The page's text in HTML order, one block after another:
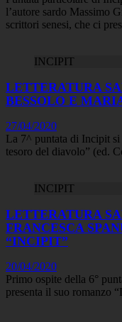
l’autore sardo Massimo
scrittori senesi, che ci
INCIPIT
LETTERATURA
BESSOLO E
27/04/2020
La 7^ puntata di Incipit
tesoro del diavolo” (ed.
INCIPIT
LETTERATURA
FRANCESCA
“INCIPIT”
20/04/2020
Primo ospite della 6°
presenta il suo romanzo